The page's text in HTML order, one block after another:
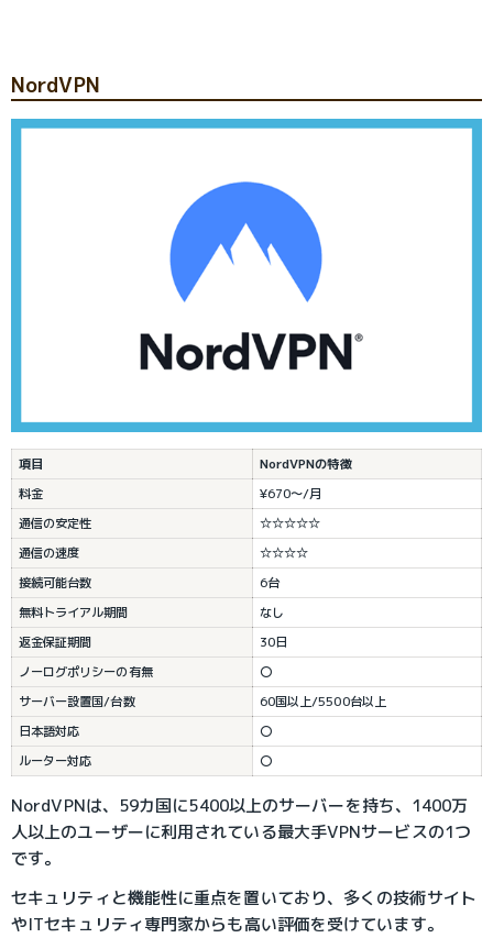
NordVPN
項目
NordVPNの特徴
料金
¥670～/月
通信の安定性
☆☆☆☆☆
通信の速度
☆☆☆☆
接続可能台数
6台
無料トライアル期間
なし
返金保証期間
30日
ノーログポリシーの有無
〇
サーバー設置国/台数
60国以上/5500台以上
日本語対応
〇
ルーター対応
〇
NordVPNは、59カ国に5400以上のサーバーを持ち、1400万
人以上のユーザーに利用されている最大手VPNサービスの1つ
です。
セキュリティと機能性に重点を置いており、多くの技術サイト
やITセキュリティ専門家からも高い評価を受けています。